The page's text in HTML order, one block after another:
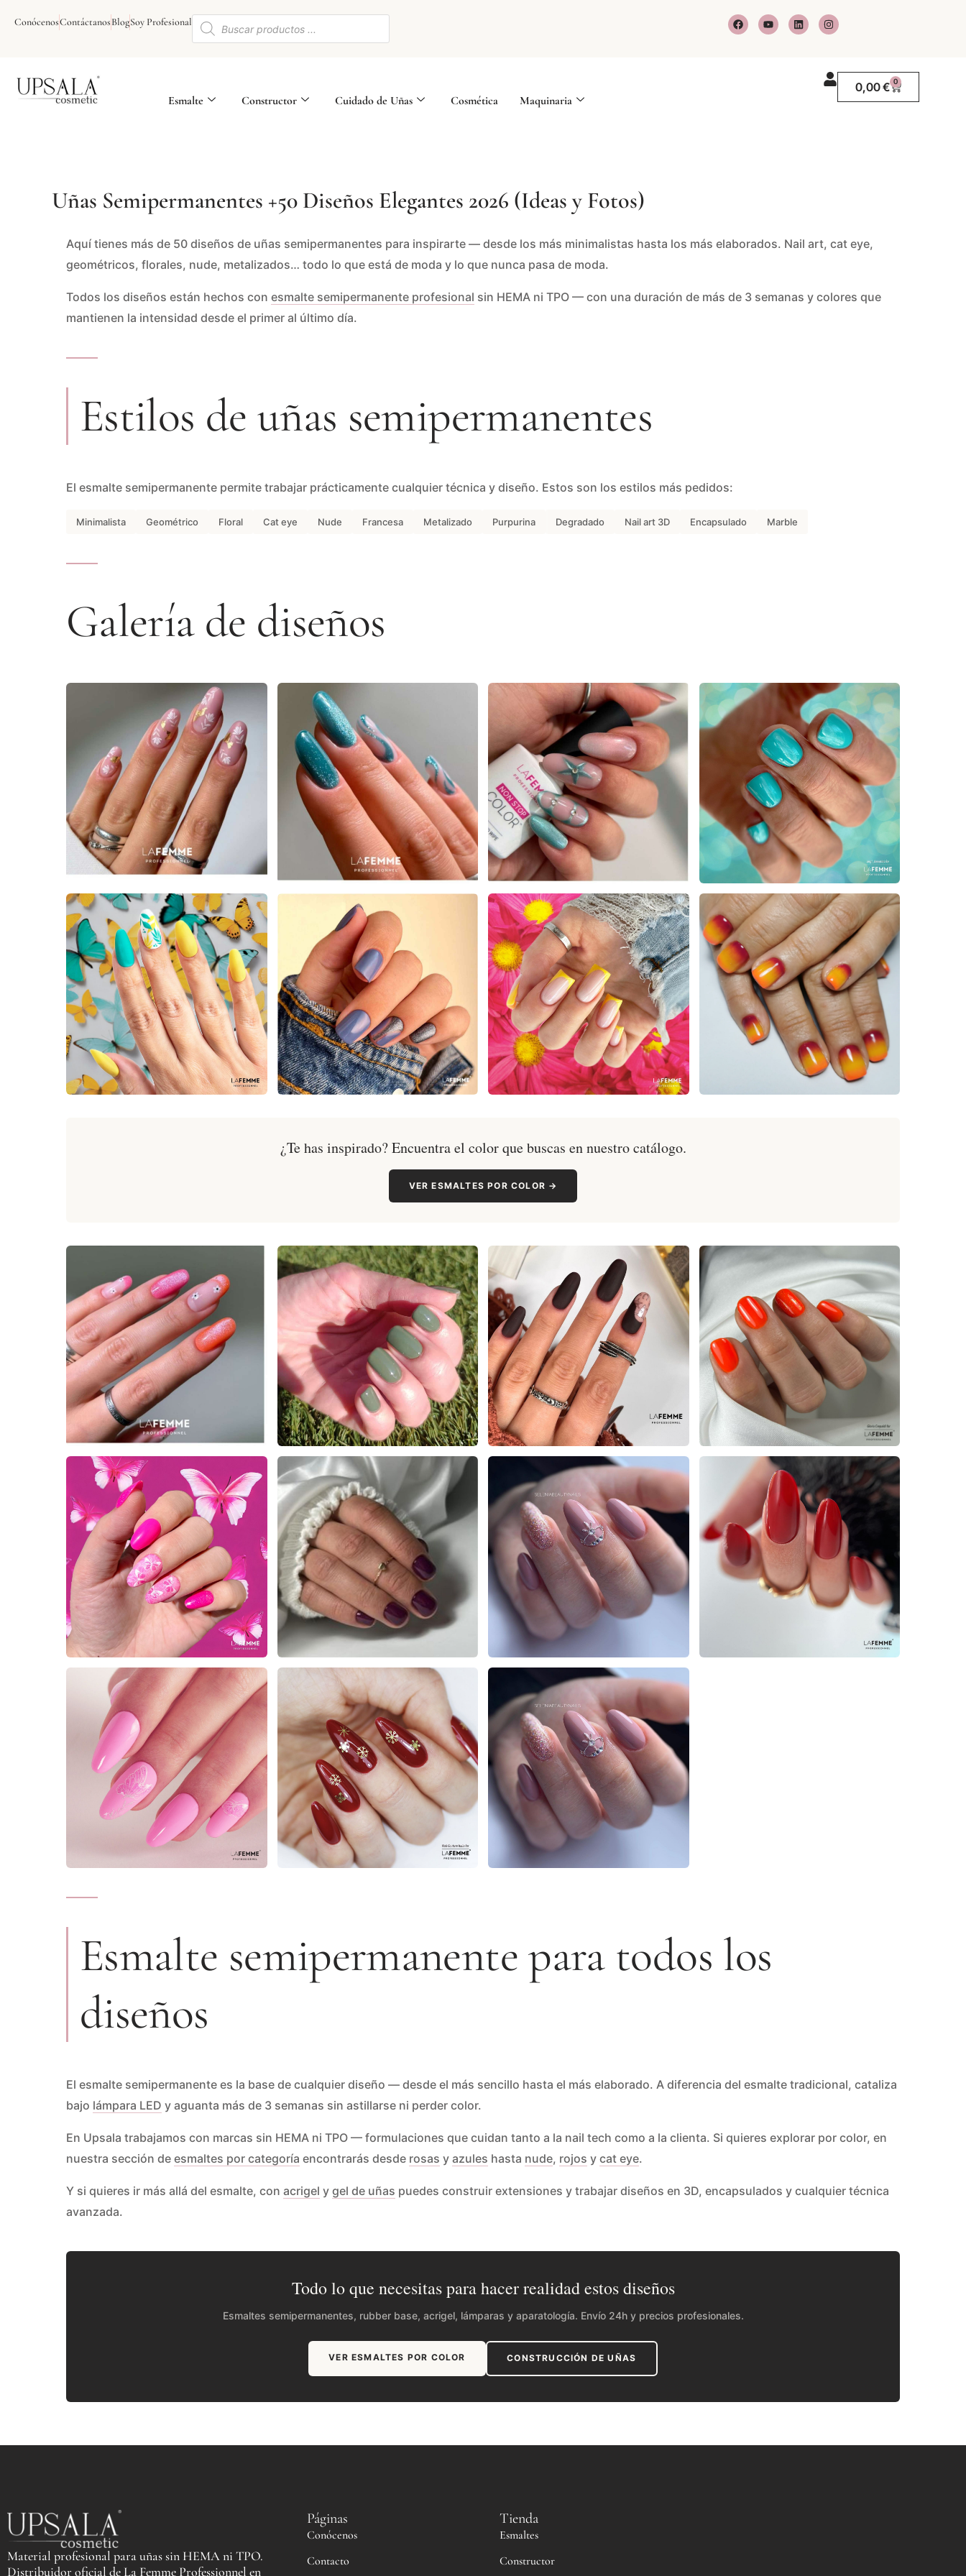
ConócenosContáctanosBlogSoy Profesional Búsqueda
F
a
c
Y
o
u
L
i
n
I
n
s
r
a
Esmalte Constructor Cuidado de Uñas Cosmética Maquinaria
0,00€ 0
Carrito
Uñas Semipermanentes +50 Diseños Elegantes 2026 (Ideas y Fotos)
Aquí tienes más de 50 diseños de uñas semipermanentes para inspirarte — desde los más minimalistas hasta los más elaborados. Nail art, cat eye,
geométricos, florales, nude, metalizados… todo lo que está de moda y lo que nunca pasa de moda.
Todos los diseños están hechos con esmalte semipermanente profesional sin HEMA ni TPO — con una duración de más de 3 semanas y colores que
mantienen la intensidad desde el primer al último día.
Estilos de uñas semipermanentes
El esmalte semipermanente permite trabajar prácticamente cualquier técnica y diseño. Estos son los estilos más pedidos:
Minimalista Geométrico Floral Cat eye Nude Francesa Metalizado Purpurina Degradado Nail art 3D Encapsulado Marble
Galería de diseños
¿Te has inspirado? Encuentra el color que buscas en nuestro catálogo.
VER ESMALTES POR COLOR →
Esmalte semipermanente para todos los
diseños
El esmalte semipermanente es la base de cualquier diseño — desde el más sencillo hasta el más elaborado. A diferencia del esmalte tradicional, cataliza
bajo lámpara LED y aguanta más de 3 semanas sin astillarse ni perder color.
En Upsala trabajamos con marcas sin HEMA ni TPO — formulaciones que cuidan tanto a la nail tech como a la clienta. Si quieres explorar por color, en
nuestra sección de esmaltes por categoría encontrarás desde rosas y azules hasta nude, rojos y cat eye.
Y si quieres ir más allá del esmalte, con acrigel y gel de uñas puedes construir extensiones y trabajar diseños en 3D, encapsulados y cualquier técnica
avanzada.
Todo lo que necesitas para hacer realidad estos diseños
Esmaltes semipermanentes, rubber base, acrigel, lámparas y aparatología. Envío 24h y precios profesionales.
VER ESMALTES POR COLOR CONSTRUCCIÓN DE UÑAS
Material profesional para uñas sin HEMA ni TPO.
Distribuidor oficial de La Femme Professionnel en
Páginas
Conócenos
Contacto
Tienda
Esmaltes
Constructor